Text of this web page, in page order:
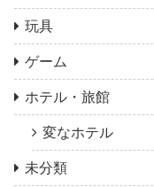
玩具
ゲーム
ホテル・旅館
変なホテル
未分類